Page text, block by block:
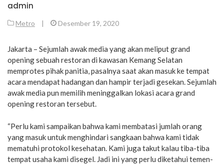
admin
Metro | Desember 19, 2020
Jakarta – Sejumlah awak media yang akan meliput grand
opening sebuah restoran di kawasan Kemang Selatan
memprotes pihak panitia, pasalnya saat akan masuk ke tempat
acara mendapat hadangan dan hampir terjadi gesekan. Sejumlah
awak media pun memilih meninggalkan lokasi acara grand
opening restoran tersebut.
“Perlu kami sampaikan bahwa kami membatasi jumlah orang
yang masuk untuk menghindari sangkaan bahwa kami tidak
mematuhi protokol kesehatan. Kami juga takut kalau tiba-tiba
tempat usaha kami disegel. Jadi ini yang perlu diketahui temen-